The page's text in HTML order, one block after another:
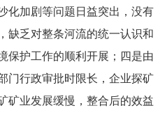
化加剧等问题日益突出，没有
缺乏对整条河流的统一认识和
保护工作的顺利开展；四是由
门行政审批时限长，企业探矿
矿业发展缓慢，整合后的效益